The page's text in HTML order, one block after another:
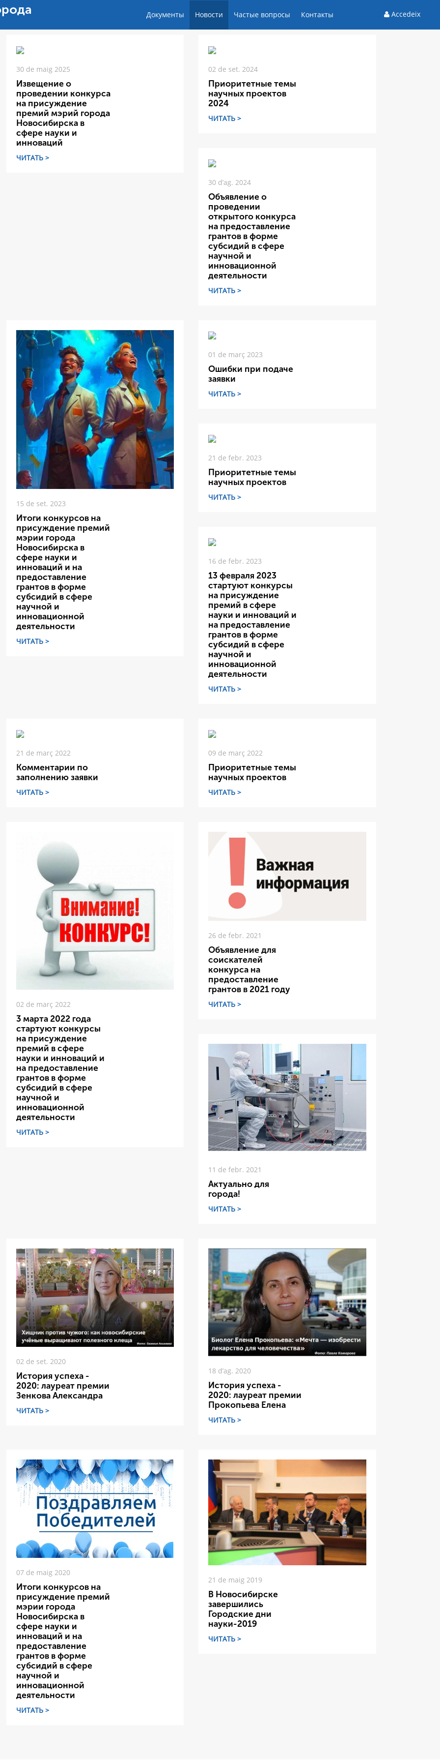
Документы Новости Частые вопросы Контакты Accedeix
30 de maig 2025
Извещение о
проведении конкурса
на присуждение
премий мэрий города
Новосибирска в
сфере науки и
инноваций
ЧИТАТЬ >
02 de set. 2024
Приоритетные темы
научных проектов
2024
ЧИТАТЬ >
30 d’ag. 2024
Объявление о
проведении
открытого конкурса
на предоставление
грантов в форме
субсидий в сфере
научной и
инновационной
деятельности
ЧИТАТЬ >
15 de set. 2023
Итоги конкурсов на
присуждение премий
мэрии города
Новосибирска в
сфере науки и
инноваций и на
предоставление
грантов в форме
субсидий в сфере
научной и
инновационной
деятельности
ЧИТАТЬ >
01 de març 2023
Ошибки при подаче
заявки
ЧИТАТЬ >
21 de febr. 2023
Приоритетные темы
научных проектов
ЧИТАТЬ >
16 de febr. 2023
13 февраля 2023
стартуют конкурсы
на присуждение
премий в сфере
науки и инноваций и
на предоставление
грантов в форме
субсидий в сфере
научной и
инновационной
деятельности
ЧИТАТЬ >
21 de març 2022
Комментарии по
заполнению заявки
ЧИТАТЬ >
09 de març 2022
Приоритетные темы
научных проектов
ЧИТАТЬ >
02 de març 2022
3 марта 2022 года
стартуют конкурсы
на присуждение
премий в сфере
науки и инноваций и
на предоставление
грантов в форме
субсидий в сфере
научной и
инновационной
деятельности
ЧИТАТЬ >
26 de febr. 2021
Объявление для
соискателей
конкурса на
предоставление
грантов в 2021 году
ЧИТАТЬ >
11 de febr. 2021
Актуально для
города!
ЧИТАТЬ >
02 de set. 2020
История успеха -
2020: лауреат премии
Зенкова Александра
ЧИТАТЬ >
18 d’ag. 2020
История успеха -
2020: лауреат премии
Прокопьева Елена
ЧИТАТЬ >
07 de maig 2020
Итоги конкурсов на
присуждение премий
мэрии города
Новосибирска в
сфере науки и
инноваций и на
предоставление
грантов в форме
субсидий в сфере
научной и
инновационной
деятельности
ЧИТАТЬ >
21 de maig 2019
В Новосибирске
завершились
Городские дни
науки-2019
ЧИТАТЬ >